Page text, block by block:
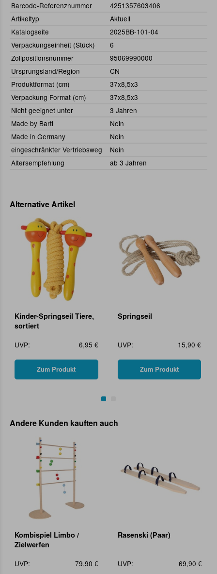
Barcode-Referenznummer
4251357603406
Artikeltyp
Aktuell
Katalogseite
2025BB-101-04
Verpackungseinheit (Stück)
6
Zollpositionsnummer
95069990000
Ursprungsland/Region
CN
Produktformat (cm)
37x8,5x3
Verpackung Format (cm)
37x8,5x3
Nicht geeignet unter
3 Jahren
Made by Bartl
Nein
Made in Germany
Nein
eingeschränkter Vertriebsweg
Nein
Altersempfehlung
ab 3 Jahren
Alternative Artikel
Kinder-Springseil Tiere,
sortiert
UVP:
6,95 €
Zum Produkt
Springseil
UVP: 15,90 €
Zum Produkt
Andere Kunden kauften auch
Kombispiel Limbo /
Zielwerfen
UVP:
79,90 €
Rasenski (Paar)
UVP: 69,90 €